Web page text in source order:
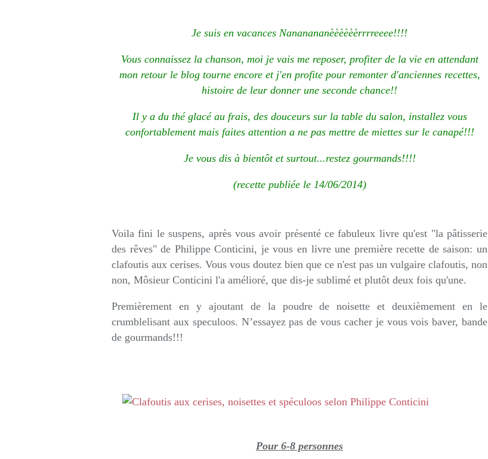
Je suis en vacances Nananananèèèèèèrrrreeee!!!!
Vous connaissez la chanson, moi je vais me reposer, profiter de la vie en attendant
mon retour le blog tourne encore et j'en profite pour remonter d'anciennes recettes,
histoire de leur donner une seconde chance!!
Il y a du thé glacé au frais, des douceurs sur la table du salon, installez vous
confortablement mais faites attention a ne pas mettre de miettes sur le canapé!!!
Je vous dis à bientôt et surtout...restez gourmands!!!!
(recette publiée le 14/06/2014)
Voila fini le suspens, après vous avoir présenté ce fabuleux livre qu'est "la pâtisserie
des rêves" de Philippe Conticini, je vous en livre une première recette de saison: un
clafoutis aux cerises. Vous vous doutez bien que ce n'est pas un vulgaire clafoutis, non
non, Môsieur Conticini l'a amélioré, que dis-je sublimé et plutôt deux fois qu'une.
Premièrement en y ajoutant de la poudre de noisette et deuxièmement en le
crumblelisant aux speculoos. N’essayez pas de vous cacher je vous vois baver, bande
de gourmands!!!
Pour 6-8 personnes